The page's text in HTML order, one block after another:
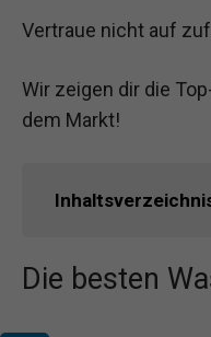
Vertraue nicht auf
Wir zeigen dir die
dem Markt!
Die besten